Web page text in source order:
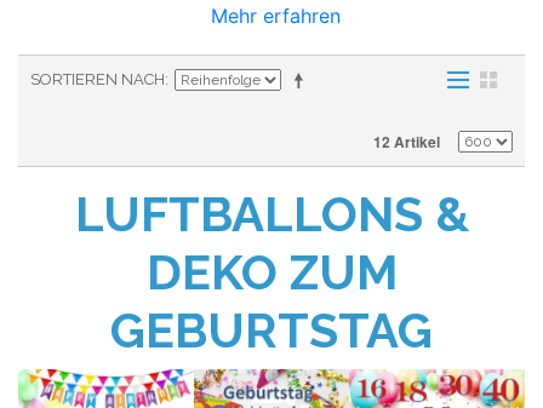
Mehr erfahren
SORTIEREN NACH
12 Artikel
LUFTBALLONS &
DEKO ZUM
GEBURTSTAG